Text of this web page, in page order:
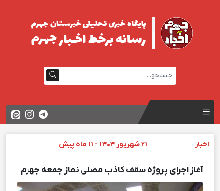
اخبار 21 شهریور 1404 - 11 ماه پیش
آغاز اجرای پروژه سقف کاذب مصلی نماز جمعه جهرم